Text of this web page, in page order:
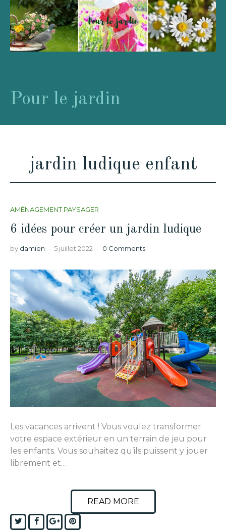
Pour le jardin
jardin ludique enfant
AMÉNAGEMENT PAYSAGER
6 idées pour créer un jardin ludique
by damien 5 juillet 2022 0 Comments
Les vacances arrivent ! Vous voulez transformer
votre espace extérieur en un terrain de jeu pour
les enfants. Vous souhaitez qu’ils puissent y jouer
librement et…
READ MORE
TwitterFacebook
Google+Pinterest